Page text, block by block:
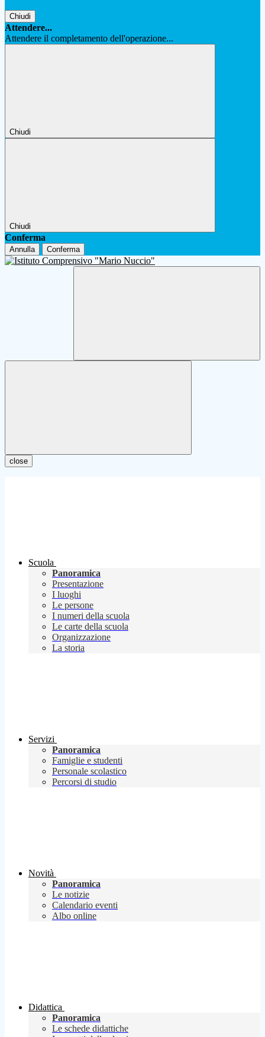
Chiudi
Attendere...
Attendere il completamento dell'operazione...
Chiudi
Chiudi
Conferma
Annulla Conferma
close
Scuola
Panoramica
Presentazione
I luoghi
Le persone
I numeri della scuola
Le carte della scuola
Organizzazione
La storia
Servizi
Panoramica
Famiglie e studenti
Personale scolastico
Percorsi di studio
Novità
Panoramica
Le notizie
Calendario eventi
Albo online
Didattica
Panoramica
Le schede didattiche